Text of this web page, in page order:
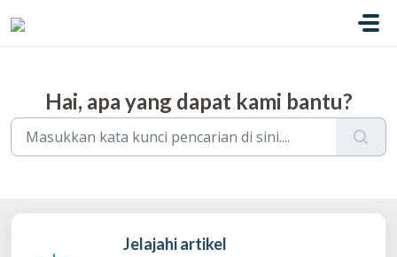
Hai, apa yang dapat kami bantu?
Jelajahi artikel